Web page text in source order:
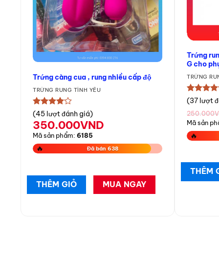
Trứng càng cua , rung nhiều cấp độ
TRỨNG RUNG TÌNH YÊU
★★★★★
(45 lượt đánh giá)
350.000VND
Mã sản phẩm: 6185
🔥 Đã bán 638
THÊM GIỎ MUA NGAY
Trứng
G cho
TRỨNG
(37 lượt
250.000
Mã sản
🔥
THÊM